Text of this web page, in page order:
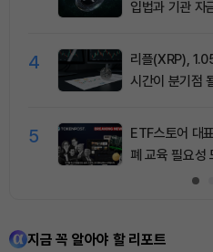
입법과 기관 자
4
리플(XRP),
시간이 분기점
5
ETF스토어 대
폐 교육 필요성
지금 꼭 알아야 할 리포트